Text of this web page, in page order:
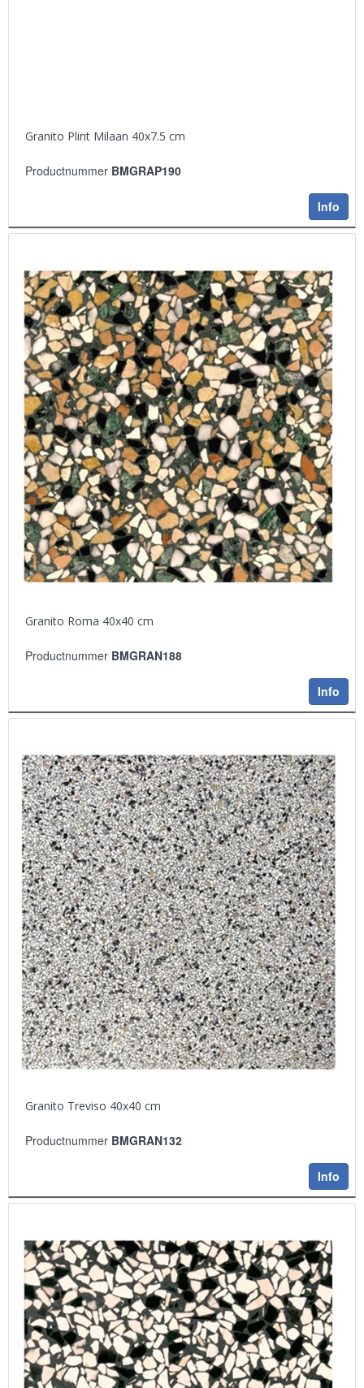
Granito Plint Milaan 40x7.5 cm
Productnummer BMGRAP190
Info
Granito Roma 40x40 cm
Productnummer BMGRAN188
Info
Granito Treviso 40x40 cm
Productnummer BMGRAN132
Info